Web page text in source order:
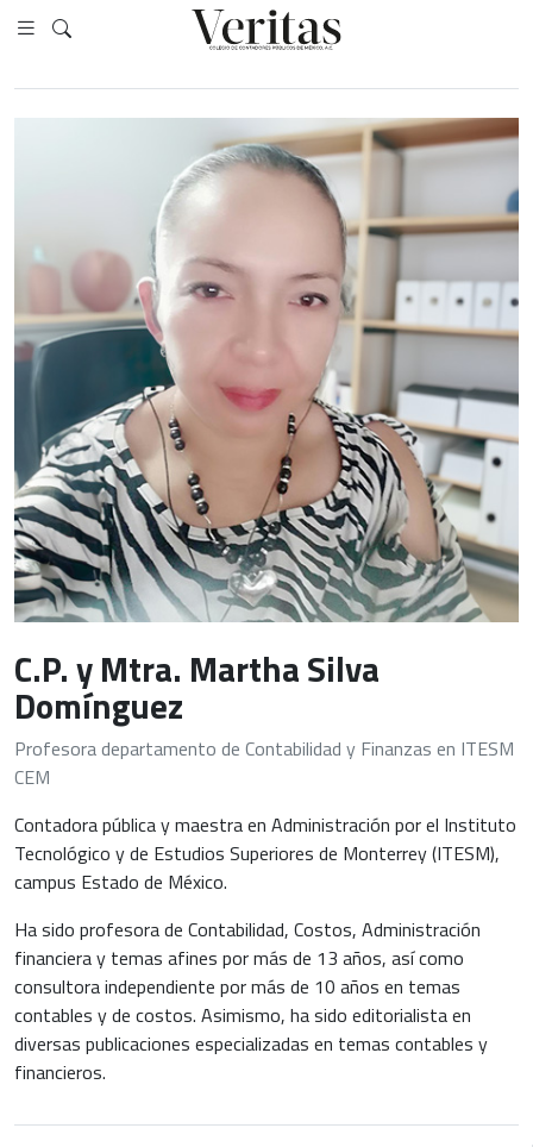
C.P. y Mtra. Martha Silva
Domínguez
Profesora departamento de Contabilidad y Finanzas en ITESM
CEM
Contadora pública y maestra en Administración por el Instituto
Tecnológico y de Estudios Superiores de Monterrey (ITESM),
campus Estado de México.
Ha sido profesora de Contabilidad, Costos, Administración
financiera y temas afines por más de 13 años, así como
consultora independiente por más de 10 años en temas
contables y de costos. Asimismo, ha sido editorialista en
diversas publicaciones especializadas en temas contables y
financieros.